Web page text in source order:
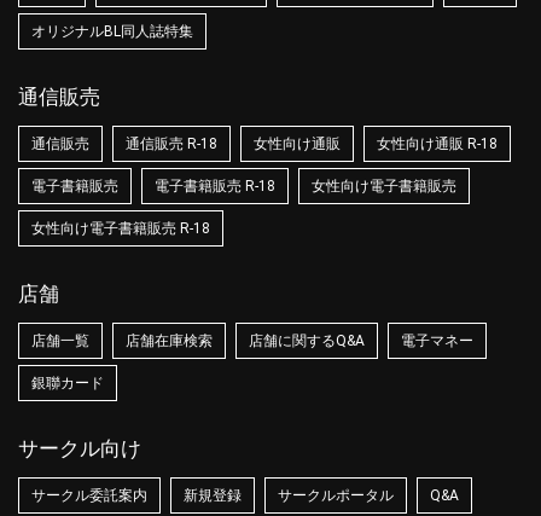
オリジナルBL同人誌特集
通信販売
通信販売 通信販売 R-18 女性向け通販 女性向け通販 R-18
電子書籍販売 電子書籍販売 R-18 女性向け電子書籍販売
女性向け電子書籍販売 R-18
店舗
店舗一覧 店舗在庫検索 店舗に関するQ&A 電子マネー
銀聯カード
サークル向け
サークル委託案内 新規登録 サークルポータル Q&A